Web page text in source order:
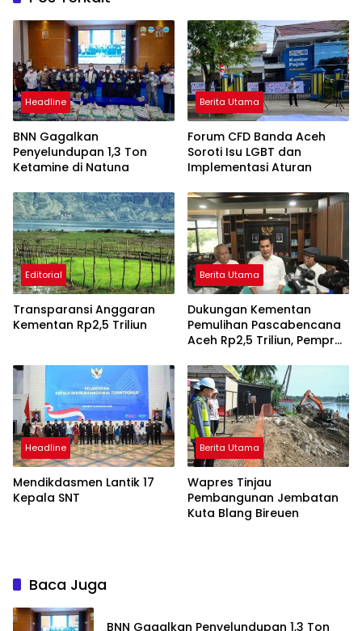
Headline
BNN Gagalkan
Penyelundupan 1,3 Ton
Ketamine di Natuna
Berita Utama
Forum CFD Banda Aceh
Soroti Isu LGBT dan
Implementasi Aturan
Editorial
Transparansi Anggaran
Kementan Rp2,5 Triliun
Berita Utama
Dukungan Kementan
Pemulihan Pascabencana
Aceh Rp2,5 Triliun, Pemprov
Headline
Mendikdasmen Lantik 17
Kepala SNT
Berita Utama
Wapres Tinjau
Pembangunan Jembatan
Kuta Blang Bireuen
Baca Juga
BNN Gagalkan Penyelundupan 1,3 Ton